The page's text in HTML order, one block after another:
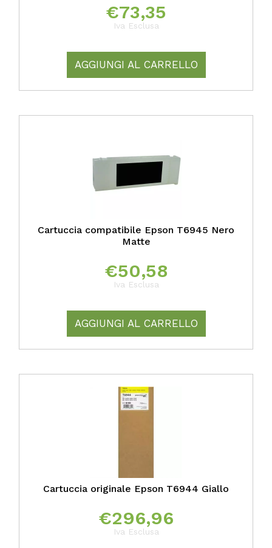
€73,35
Iva Esclusa
AGGIUNGI AL CARRELLO
Cartuccia compatibile Epson T6945 Nero
Matte
€50,58
Iva Esclusa
AGGIUNGI AL CARRELLO
Cartuccia originale Epson T6944 Giallo
€296,96
Iva Esclusa